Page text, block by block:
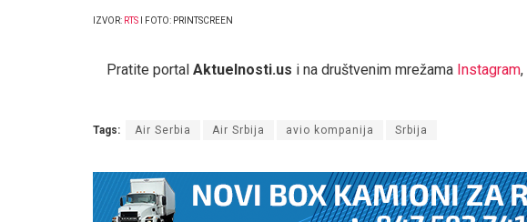
IZVOR: RTS I FOTO: PRINTSCREEN
Pratite portal Aktuelnosti.us i na društvenim mrežama Instagram,
Tags: Air Serbia Air Srbija avio kompanija Srbija